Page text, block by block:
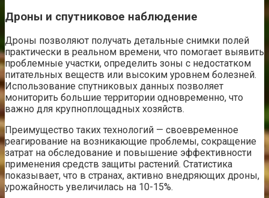
Дроны и спутниковое наблюдение
Дроны позволяют получать детальные снимки полей
практически в реальном времени, что помогает выявить
проблемные участки, определить зоны с недостатком
питательных веществ или высоким уровнем болезней.
Использование спутниковых данных позволяет
мониторить большие территории одновременно, что
важно для крупноплощадных хозяйств.
Преимущество таких технологий — своевременное
реагирование на возникающие проблемы, сокращение
затрат на обследование и повышение эффективности
применения средств защиты растений. Статистика
показывает, что в странах, активно внедряющих дроны,
урожайность увеличилась на 10-15%.